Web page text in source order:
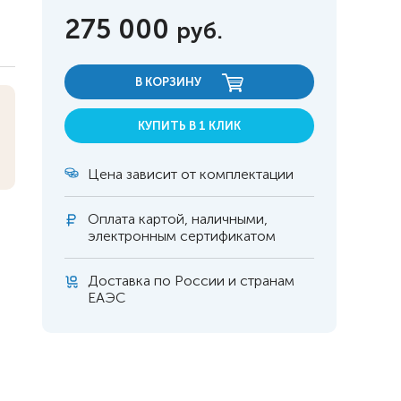
275 000 руб.
В КОРЗИНУ
КУПИТЬ В 1 КЛИК
Цена зависит от комплектации
Оплата картой, наличными,
электронным сертификатом
Доставка по России и странам
ЕАЭС